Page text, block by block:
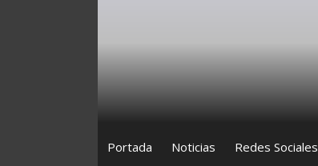
Portada Noticias Redes Sociales